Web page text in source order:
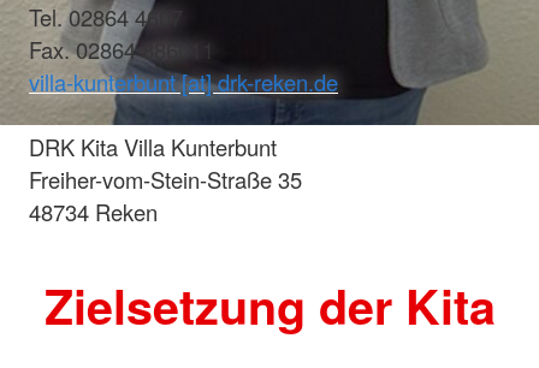
Tel. 02864 4607
Fax. 02864 886011
villa-kunterbunt [at] drk-reken.de
DRK Kita Villa Kunterbunt
Freiher-vom-Stein-Straße 35
48734 Reken
Zielsetzung der Kita